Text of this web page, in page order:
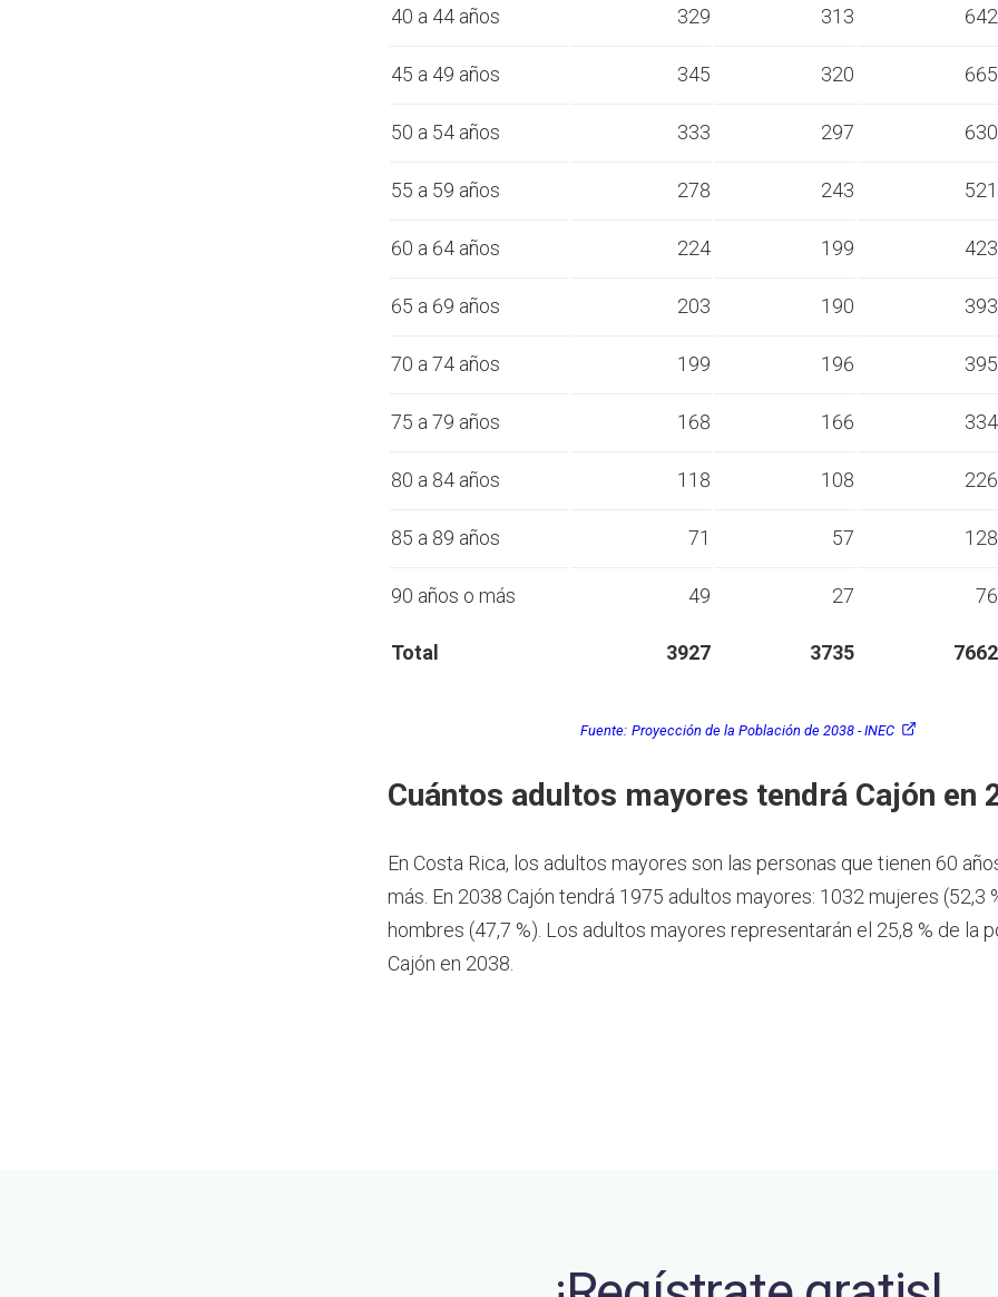
40 a 44 años 329 313 642
45 a 49 años 345 320 665
50 a 54 años 333 297 630
55 a 59 años 278 243 521
60 a 64 años 224 199 423
65 a 69 años 203 190 393
70 a 74 años 199 196 395
75 a 79 años 168 166 334
80 a 84 años 118 108 226
85 a 89 años 71 57 128
90 años o más 49 27 76
Total 3927 3735 7662
Fuente: Proyección de la Población de 2038 - INEC
Cuántos adultos mayores tendrá Cajón en
En Costa Rica, los adultos mayores son las personas que tienen 60
más. En 2038 Cajón tendrá 1975 adultos mayores: 1032 mujeres (52,3
hombres (47,7 %). Los adultos mayores representarán el 25,8 % de la
Cajón en 2038.